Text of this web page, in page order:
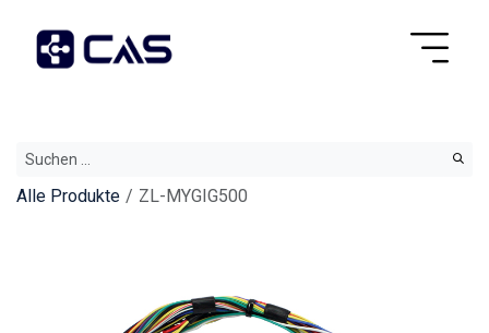
Alle Produkte ZL-MYGIG500